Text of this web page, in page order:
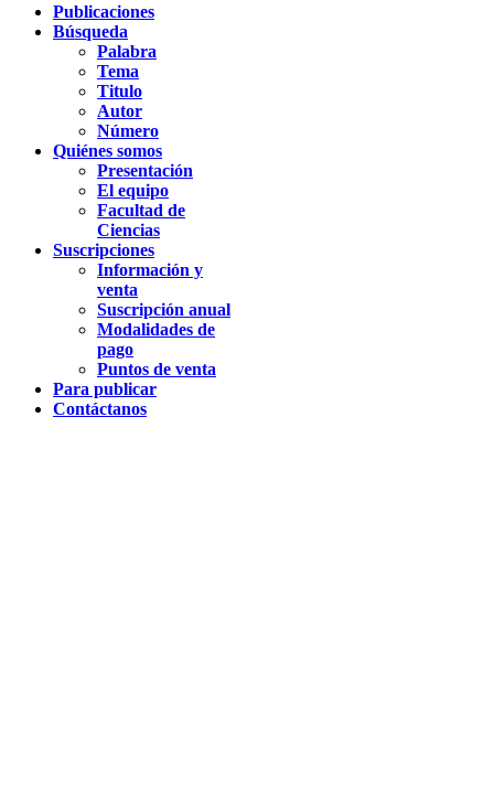
Publicaciones
Búsqueda
Palabra
Tema
Titulo
Autor
Número
Quiénes somos
Presentación
El equipo
Facultad de
Ciencias
Suscripciones
Información y
venta
Suscripción anual
Modalidades de
pago
Puntos de venta
Para publicar
Contáctanos